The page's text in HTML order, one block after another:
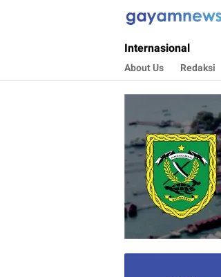
Gayamnews.com
Budaya Baca Berita
Internasional
About Us Redaksi